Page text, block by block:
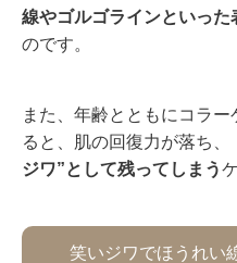
線やゴルゴラインといっ
のです。
また、年齢とともにコラ
ると、肌の回復力が落ち、
ジワ”として残ってしまう
笑いジワでほうれい